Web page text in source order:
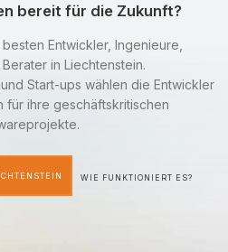
bereit für die Zukunft?
Entwickler, Ingenieure,
in Liechtenstein.
Start-ups wählen die Entwickler
für ihre geschäftskritischen
WIE FUNKTIONIERT ES?